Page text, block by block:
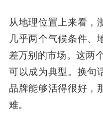
从地理位置上来看，
几乎两个气候条件、
差万别的市场。这两
可以成为典型。换句
品牌能够活得很好，
难。